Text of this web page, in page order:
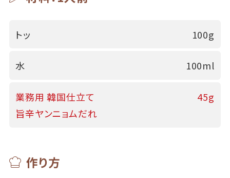
トッ 100g
水 100ml
業務用 韓国仕立て
旨辛ヤンニョムだれ
45g
作り方